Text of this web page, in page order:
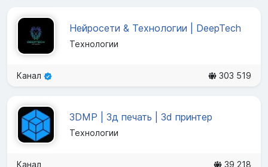
Нейросети & Технологии | DeepTech
Технологии
Канал 303 519
3DMP | 3д печать | 3d принтер
Технологии
Канал 39 218